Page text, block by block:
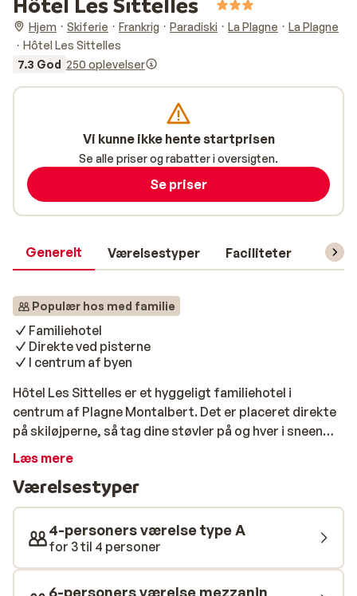
Hjem Skiferie Frankrig Paradiski La Plagne
La Plagne
Hôtel Les Sittelles
7.3 God 250 oplevelser
Generelt Værelsestyper Faciliteter
Populær hos med familie
Familiehotel
Direkte ved pisterne
I centrum af byen
Hôtel Les Sittelles er et hyggeligt familiehotel i
centrum af Plagne Montalbert. Det er placeret direkte
på skiløjperne, så tag dine støvler på og hver i sneen
med det samme! Hôtel Les Sittelles er ideel for familier
gamle, og der organiseres mange aktiviteter, også for
de yngste børn. Værelserne er komfortable og pænt
møbleret. For dem, der ønsker at bo med hele familien,
er der også familieværelser til 4 personer. Opholdet
inkluderer halvpension, samt adgang til masser af
afslapning i sauna og jacuzzi, der kan benyttes gratis.
Læs mere
Værelsestyper
4-personers værelse type A
for 3 til 4 personer
6-personers værelse mezzanin
Vi kunne ikke hente startprisen
Se alle priser og rabatter i oversigten.
Se priser